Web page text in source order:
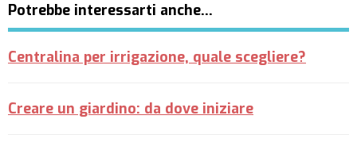
Potrebbe interessarti anche…
Centralina per irrigazione, quale scegliere?
Creare un giardino: da dove iniziare